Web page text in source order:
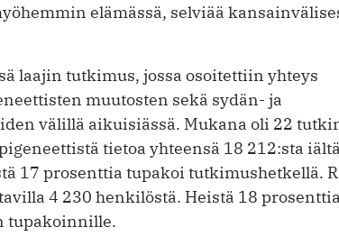
elämässä, selviää
laajin tutkimus, jossa osoitettiin yhteys
muutosten sekä sydän- ja
välillä aikuisiässä. Mukana oli 22
tietoa yhteensä 18 212:sta
17 prosenttia tupakoi tutkimushetkellä.
4 230 henkilöstä. Heistä 18
tupakoinnille.